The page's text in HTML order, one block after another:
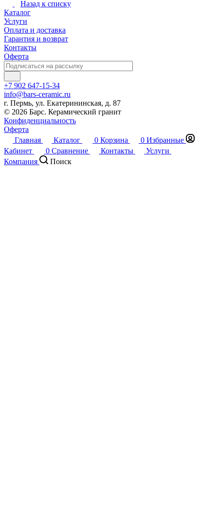
Назад к списку
Каталог
Услуги
Оплата и доставка
Гарантия и возврат
Контакты
Оферта
+7 902 647-15-34
info@bars-ceramic.ru
г. Пермь, ул. Екатерининская, д. 87
© 2026 Барс. Керамический гранит
Конфиденциальность
Оферта
Главная
Каталог 0 Корзина 0 Избранные
Кабинет
0 Сравнение Контакты
Услуги
Компания
Поиск